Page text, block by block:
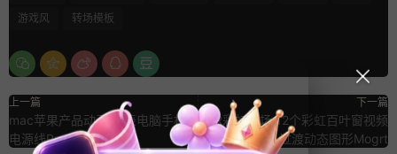
游戏风
转场模板
上一篇
mac苹果产品动画 手表电脑手机
电源线Premiere动效
下一篇
PR彩虹转场 12个彩虹百叶窗视频
过渡动态图形Mogrt